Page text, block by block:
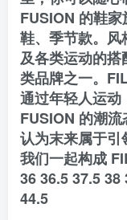
FUSION 的鞋
鞋、季节款。
及各类运动的
类品牌之一。
通过年轻人运
FUSION 的潮
认为末来属于
我们一起构成
36 36.5 37.5 38
44.5